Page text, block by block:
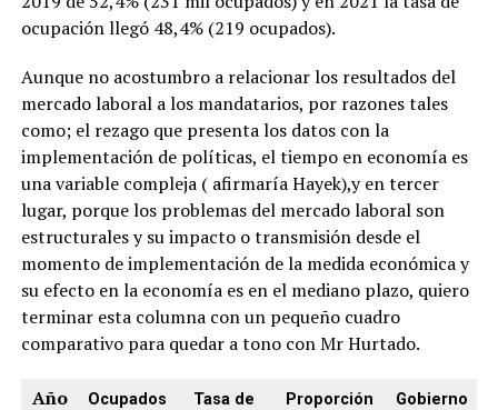
ocupación llegó 48,4% (219 ocupados).
Aunque no acostumbro a relacionar los resultados del
mercado laboral a los mandatarios, por razones tales
como; el rezago que presenta los datos con la
implementación de políticas, el tiempo en economía es
una variable compleja ( afirmaría Hayek),y en tercer
lugar, porque los problemas del mercado laboral son
estructurales y su impacto o transmisión desde el
momento de implementación de la medida económica y
su efecto en la economía es en el mediano plazo, quiero
terminar esta columna con un pequeño cuadro
comparativo para quedar a tono con Mr Hurtado.
Año Ocupados Tasa de Proporción Gobierno